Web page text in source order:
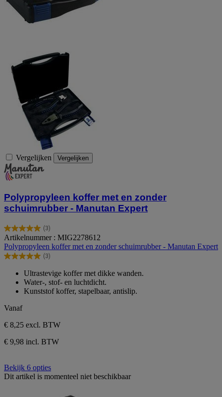
Vergelijken Vergelijken
Polypropyleen koffer met en zonder
schuimrubber - Manutan Expert
(3)
5.0
van
de
5
beoordelingen
Artikelnummer : MIG2278612
Polypropyleen koffer met en zonder schuimrubber - Manutan Expert
(3)
5.0
sterren.
3
beoordelingen
Ultrastevige koffer met dikke wanden.
Water-, stof- en luchtdicht.
Kunststof koffer, stapelbaar, antislip.
Vanaf
€ 8,25 excl. BTW
€ 9,98 incl. BTW
Bekijk 6 opties
Dit artikel is momenteel niet beschikbaar